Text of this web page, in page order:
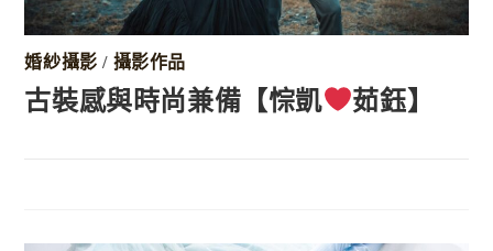
婚紗攝影 / 攝影作品
古裝感與時尚兼備【悰凱 茹鈺】